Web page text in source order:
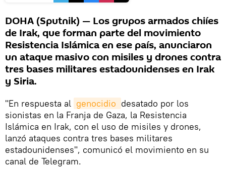
DOHA (Sputnik) — Los grupos armados chiíes
de Irak, que forman parte del movimiento
Resistencia Islámica en ese país, anunciaron
un ataque masivo con misiles y drones contra
tres bases militares estadounidenses en Irak
y Siria.
"En respuesta al genocidio desatado por los
sionistas en la Franja de Gaza, la Resistencia
Islámica en Irak, con el uso de misiles y drones,
lanzó ataques contra tres bases militares
estadounidenses", comunicó el movimiento en su
canal de Telegram.